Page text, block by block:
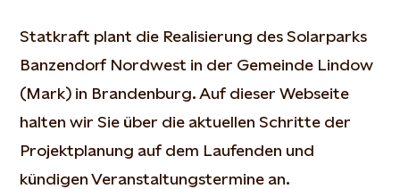
Statkraft plant die Realisierung des Solarparks
Banzendorf Nordwest in der Gemeinde Lindow
(Mark) in Brandenburg. Auf dieser Webseite
halten wir Sie über die aktuellen Schritte der
Projektplanung auf dem Laufenden und
kündigen Veranstaltungstermine an.